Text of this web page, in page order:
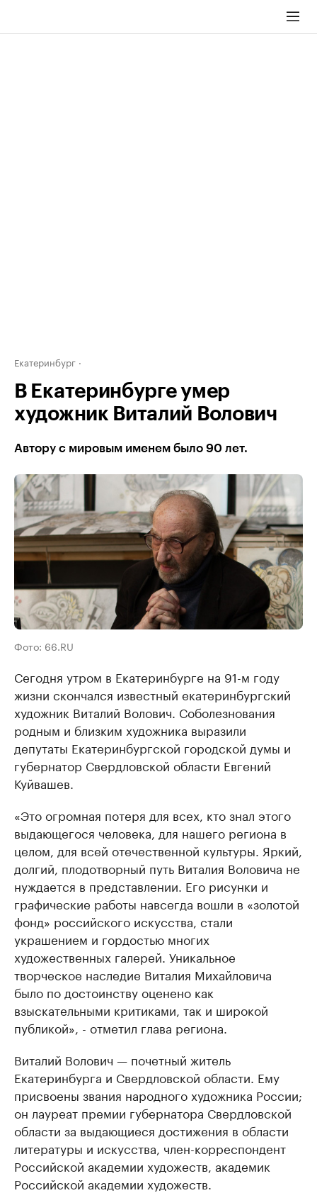
Екатеринбург
В Екатеринбурге умер
художник Виталий Волович
Автору с мировым именем было 90 лет.
Фото: 66.RU
Сегодня утром в Екатеринбурге на 91-м году
жизни скончался известный екатеринбургский
художник Виталий Волович. Соболезнования
родным и близким художника выразили
депутаты Екатеринбургской городской думы и
губернатор Свердловской области Евгений
Куйвашев.
«Это огромная потеря для всех, кто знал этого
выдающегося человека, для нашего региона в
целом, для всей отечественной культуры. Яркий,
долгий, плодотворный путь Виталия Воловича не
нуждается в представлении. Его рисунки и
графические работы навсегда вошли в «золотой
фонд» российского искусства, стали
украшением и гордостью многих
художественных галерей. Уникальное
творческое наследие Виталия Михайловича
было по достоинству оценено как
взыскательными критиками, так и широкой
публикой», - отметил глава региона.
Виталий Волович — почетный житель
Екатеринбурга и Свердловской области. Ему
присвоены звания народного художника России;
он лауреат премии губернатора Свердловской
области за выдающиеся достижения в области
литературы и искусства, член-корреспондент
Российской академии художеств, академик
Российской академии художеств.